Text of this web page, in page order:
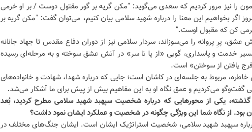
را نیز مرور کردیم که سعدی می‌گوید: “مکن گریه بر گور مقتول دوست / بر او خرمی
اگر بخواهیم این معنا را درباره شهید سلامی بیان کنیم، می‌توان گفت: “مکن گریه بر
کن که مقبول اوست.”
عشق، پرِ پروانه را می‌سوزاند، سردار سلامی نیز از دوران دفاع مقدس تا جهاد جانانه
خدمت و پاسداری، گویی «از پا تا سر» در آتش عشق سوخته و به مرحله‌ای رسیده
یافتن از سوختن» است.
خاطره، مربوط به جلسه‌ای در کاشان است؛ جایی که درباره شهدا، شهادت و خانواده‌های
گفت‌وگو می‌کردیم و عمق نگاه او به این مفاهیم بیش از پیش برای ما آشکار می‌شد.
یکی از محورهایی که درباره شخصیت سپهبد شهید سلامی مطرح کردید، بُعد
بود. از نگاه شما این ویژگی چگونه در شخصیت و عملکرد ایشان نمود داشت؟
سپهبد شهید سلامی، شخصیت استراتژیک ایشان است. ایشان جنگ‌های مختلف در